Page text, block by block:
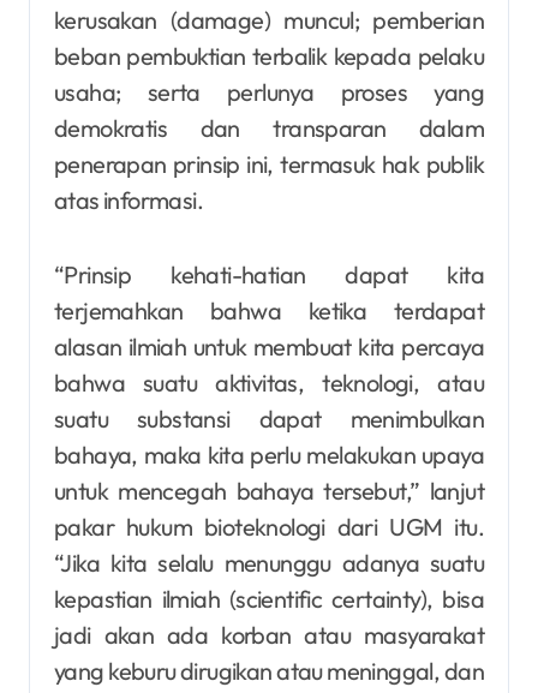
kerusakan (damage) muncul; pemberian
beban pembuktian terbalik kepada pelaku
usaha; serta perlunya proses yang
demokratis dan transparan dalam
penerapan prinsip ini, termasuk hak publik
atas informasi.
“Prinsip kehati-hatian dapat kita
terjemahkan bahwa ketika terdapat
alasan ilmiah untuk membuat kita percaya
bahwa suatu aktivitas, teknologi, atau
suatu substansi dapat menimbulkan
bahaya, maka kita perlu melakukan upaya
untuk mencegah bahaya tersebut,” lanjut
pakar hukum bioteknologi dari UGM itu.
“Jika kita selalu menunggu adanya suatu
kepastian ilmiah (scientific certainty), bisa
jadi akan ada korban atau masyarakat
yang keburu dirugikan atau meninggal, dan